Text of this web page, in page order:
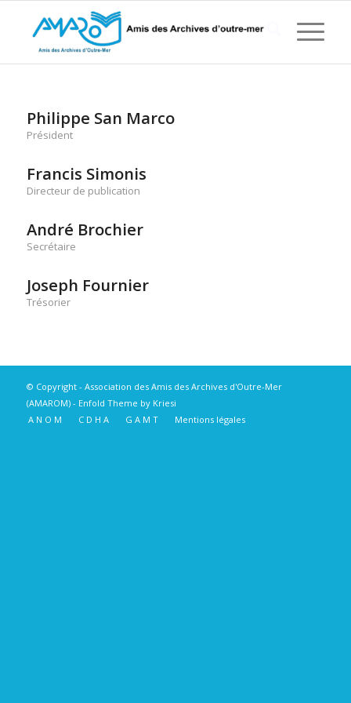
Philippe San Marco
Président
Francis Simonis
Directeur de publication
André Brochier
Secrétaire
Joseph Fournier
Trésorier
© Copyright - Association des Amis des Archives d'Outre-Mer
(AMAROM)- Enfold Theme by Kriesi
A N O M
C D H A G A M T Mentions légales